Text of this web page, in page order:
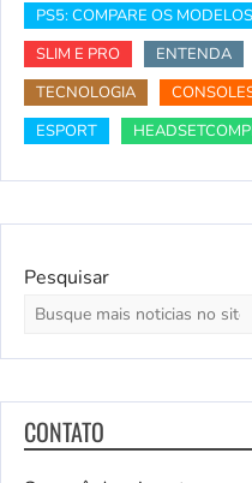
PS5: COMPARE OS
SLIM E PRO
ENTENDA
TECNOLOGIA
ESPORT
Pesquisar
CONTATO